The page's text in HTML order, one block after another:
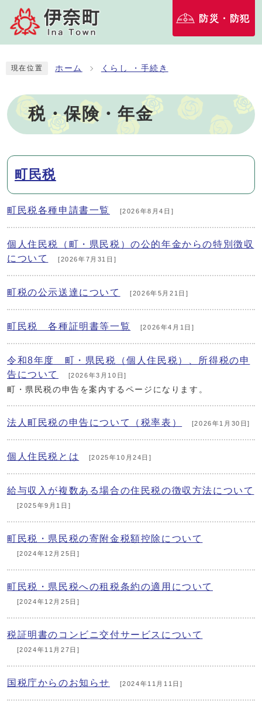
防災・防犯
現在位置 ホーム くらし ・手続き
税・保険・年金
メインメニュー
町民税
町民税各種申請書一覧 [2026年8月4日]
個人住民税（町・県民税）の公的年金からの特別徴収
について
[2026年7月31日]
町税の公示送達について [2026年5月21日]
町民税 各種証明書等一覧 [2026年4月1日]
令和8年度 町・県民税（個人住民税）、所得税の申
告について
[2026年3月10日]
町・県民税の申告を案内するページになります。
法人町民税の申告について（税率表） [2026年1月30日]
個人住民税とは [2025年10月24日]
給与収入が複数ある場合の住民税の徴収方法について
[2025年9月1日]
町民税・県民税の寄附金税額控除について
[2024年12月25日]
町民税・県民税への租税条約の適用について
[2024年12月25日]
税証明書のコンビニ交付サービスについて
[2024年11月27日]
国税庁からのお知らせ [2024年11月11日]